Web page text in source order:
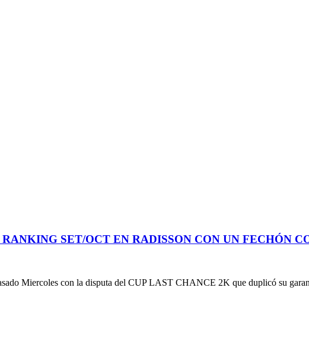
SET/OCT EN RADISSON CON UN FECHÓN
Miercoles con la disputa del CUP LAST CHANCE 2K que duplicó su